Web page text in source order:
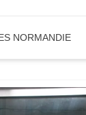
NORMANDIE